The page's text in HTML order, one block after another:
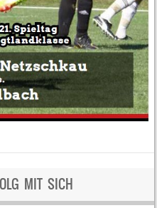
MIT SICH